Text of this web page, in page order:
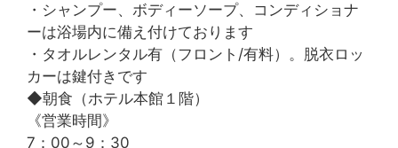
・シャンプー、ボディーソープ、コンディショナ
ーは浴場内に備え付けております
・タオルレンタル有（フロント/有料）。脱衣ロッ
カーは鍵付きです
◆朝食（ホテル本館１階）
《営業時間》
7：00～9：30